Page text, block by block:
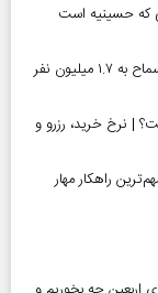
که حسینیه است
آغاز رسمی برنامه‌های اربعین ۱۴۰۵ در مرز‌ها | ثبت‌نام سماح به ۱.۷ میلیون نفر
(س) در سال ۱۴۰۵ چقدر است؟ | نرخ خرید، رزرو و
راهکار مهار